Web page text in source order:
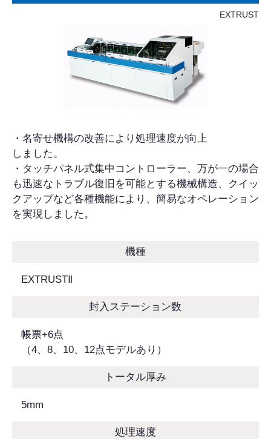
EXTRUST
・名寄せ機構の改善により処理速度が向上
しました。
・タッチパネル式集中コントローラー、万が一の場合
も迅速なトラブル復旧を可能とする機械構造、クイッ
クアップなど各種機能により、簡易なオペレーション
を実現しました。
機種
EXTRUSTⅡ
封入ステーション数
帳票+6点
（4、8、10、12点モデルあり）
トータル厚み
5mm
処理速度